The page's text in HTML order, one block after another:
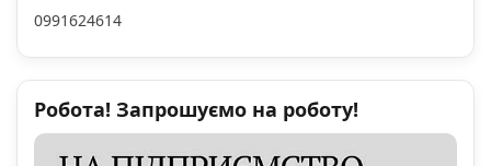
0991624614
Робота! Запрошуємо на роботу!